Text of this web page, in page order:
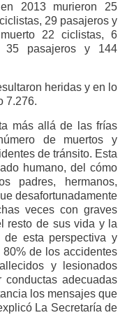
2013 murieron 25
29 pasajeros y
22 ciclistas, 6
35 pasajeros y 144
heridas y en lo
7.276.
más allá de las frías
de muertos y
de tránsito. Esta
humano, del cómo
padres, hermanos,
desafortunadamente
veces con graves
resto de sus vida y la
esta perspectiva y
de los accidentes
y lesionados
adecuadas
los mensajes que
La Secretaría de